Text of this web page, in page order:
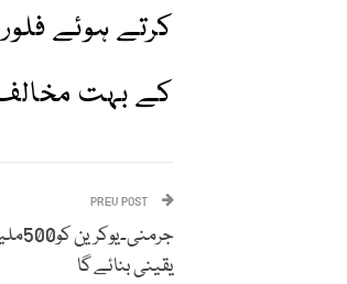
کرتے ہوئے
کے بہت
یقینی بنائے گا